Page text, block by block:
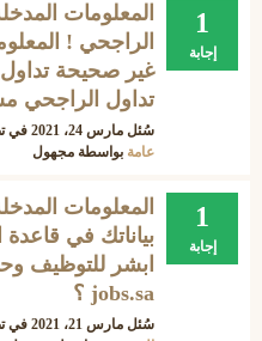
1
إجابة
المعلومات
الراجحي !
غير صحيحة
تداول الراجحي
سُئل مارس 24، 2021 في
عامة بواسطة مجهول
1
إجابة
المعلومات
بياناتك في قاعدة
ابشر للتوظيف
jobs.sa ؟
سُئل مارس 21، 2021 في